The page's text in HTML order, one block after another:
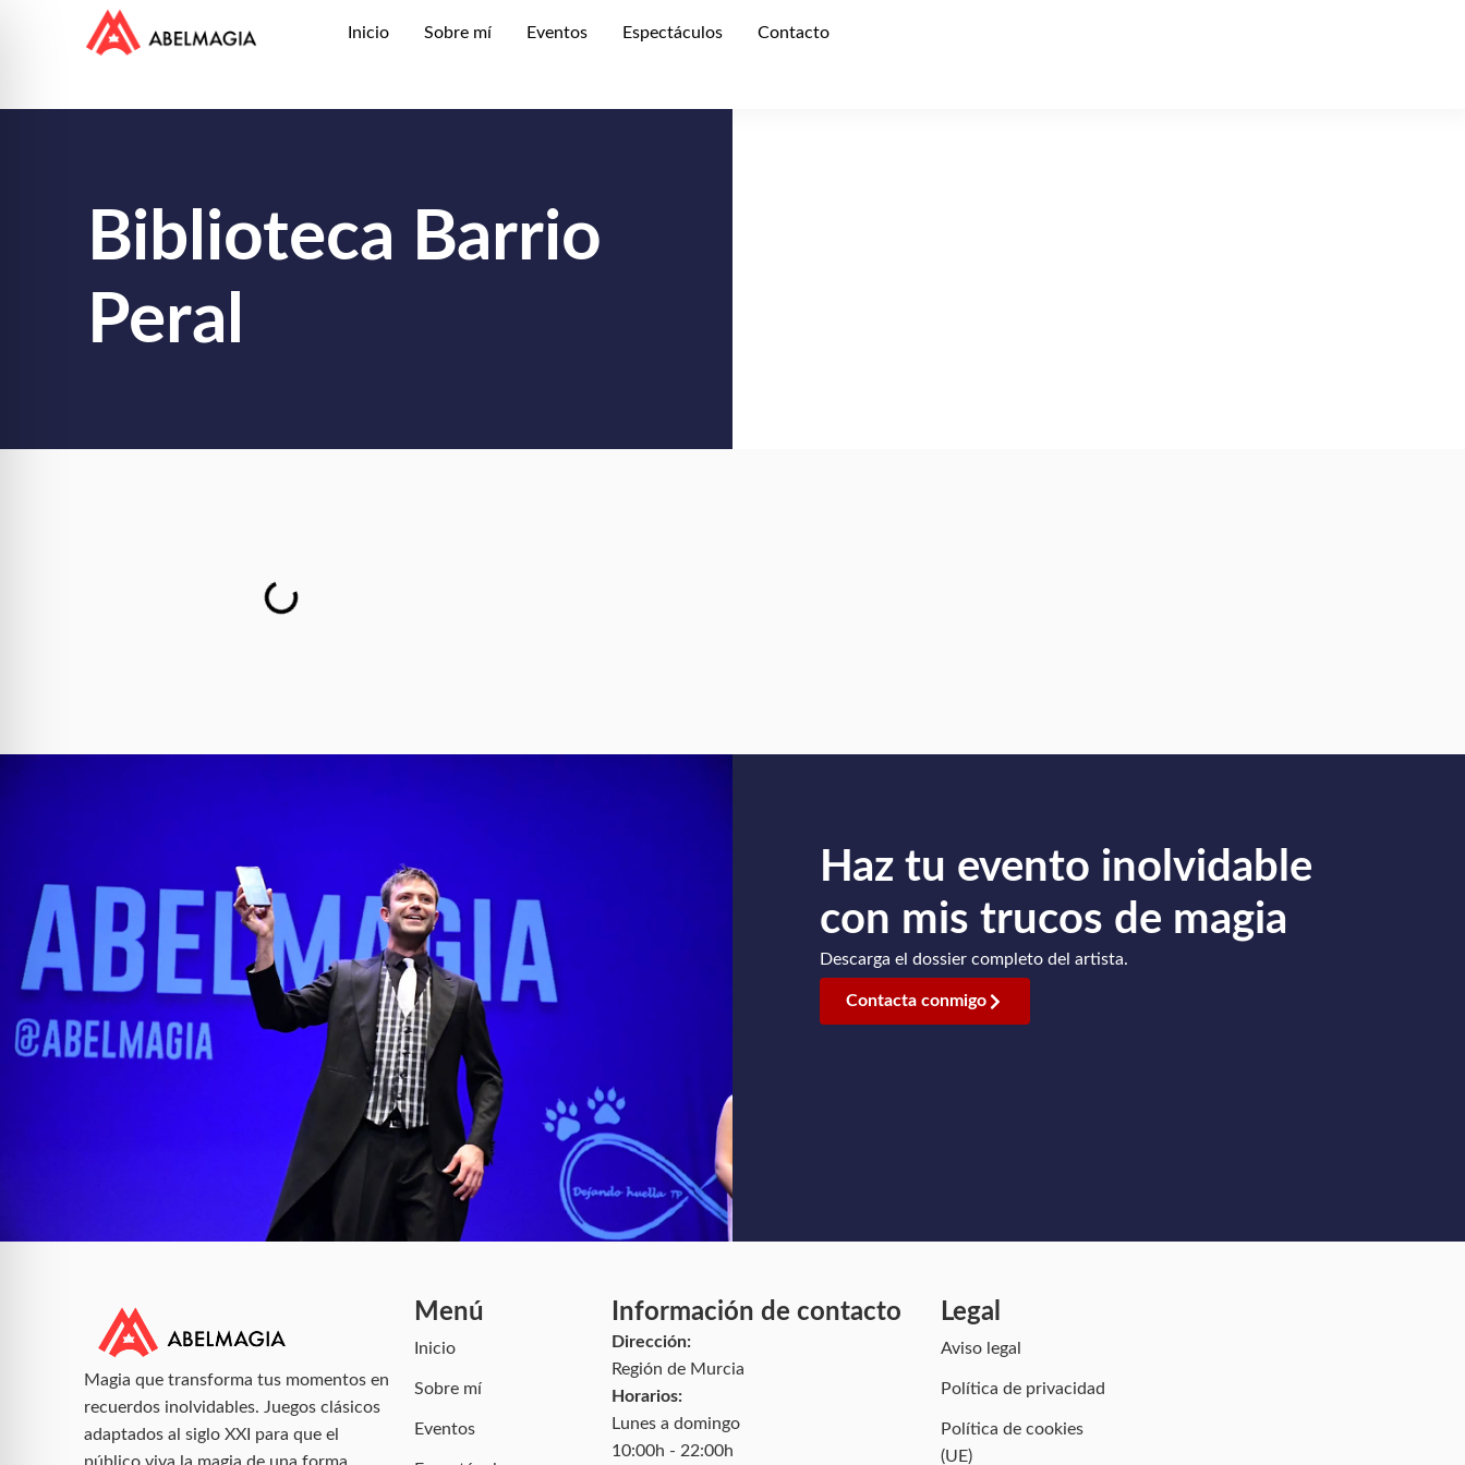
Inicio Sobre mí Eventos Espectáculos Contacto
Biblioteca Barrio
Peral
Haz tu evento inolvidable
con mis trucos de magia
Descarga el dossier completo del artista.
Contacta conmigo
Magia que transforma tus momentos en
recuerdos inolvidables. Juegos clásicos
adaptados al siglo XXI para que el
Menú
Inicio
Sobre mí
Eventos
Información de contacto
Dirección:
Región de Murcia
Horarios:
Lunes a domingo
10:00h - 22:00h
Legal
Aviso legal
Política de privacidad
Política de cookies
(UE)